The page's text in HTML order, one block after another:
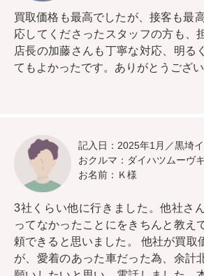
買取価格も最高でしたが、接客も最
応してくださったスタッフの方も、
店長の加藤さんも丁寧な対応、明る
てもよかったです。ありがとうござい
記入日：2025年1月／黒埼
おクルマ：ダイハツムーヴ
お名前：Ｋ様
3社くらい他に行きました。他社さ
ってなかったことにをきちんと教え
頼できると思いました。 他社が買取
が、愛着のあった車だった為、余計